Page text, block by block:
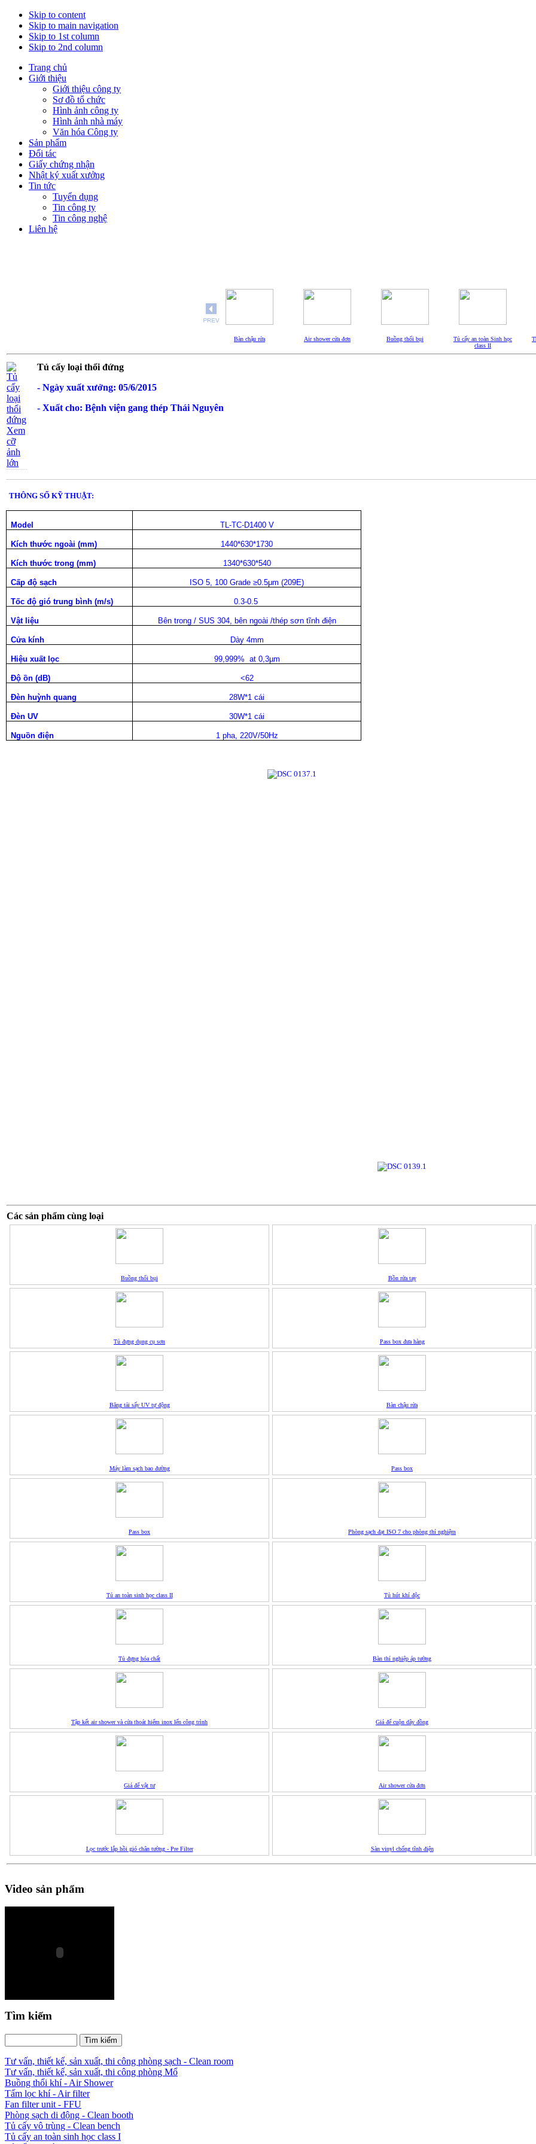
Skip to content
Skip to main navigation
Skip to 1st column
Skip to 2nd column
Trang chủ
Giới thiệu
Giới thiệu công ty
Sơ đồ tổ chức
Hình ảnh công ty
Hình ảnh nhà máy
Văn hóa Công ty
Sản phẩm
Đối tác
Giấy chứng nhận
Nhật ký xuất xưởng
Tin tức
Tuyển dụng
Tin công ty
Tin công nghệ
Liên hệ
Bàn chậu rửa Air shower cửa đơn Buồng thổi bụi
Tủ cấy an toàn Sinh học
class II
Xem
cỡ
ảnh
lớn
Tủ cấy loại thổi đứng
- Ngày xuất xưởng: 05/6/2015
- Xuất cho: Bệnh viện gang thép Thái Nguyên
THÔNG SỐ KỸ THUẬT:
Model TL-TC-D1400 V
Kích thước ngoài (mm) 1440*630*1730
Kích thước trong (mm) 1340*630*540
Cấp độ sạch ISO 5, 100 Grade ≥0.5μm (209E)
Tốc độ gió trung bình (m/s) 0.3-0.5
Vật liệu Bên trong / SUS 304, bên ngoài /thép sơn tĩnh điện
Cửa kính Dày 4mm
Hiệu xuất lọc 99,999% at 0,3µm
Độ ồn (dB) <62
Đèn huỳnh quang 28W*1 cái
Đèn UV 30W*1 cái
Nguồn điện 1 pha, 220V/50Hz
Các sản phẩm cùng loại
Buồng thổi bụi Bồn rửa tay
Tủ đựng dụng cụ sơn Pass box đưa hàng
Băng tải sấy UV tự động Bàn chậu rửa
Máy làm sạch bao đường Pass box
Pass box Phòng sạch đạt ISO 7 cho phòng thí nghiệm
Tủ an toàn sinh học class II Tủ hút khí độc
Tủ đựng hóa chất Bàn thí nghiệp áp tường
Tập kết air shower và cửa thoát hiểm inox lến công trình Giá để cuộn dây đồng
Giá để vật tư Air shower cửa đơn
Lọc trước lắp hồi gió chân tường - Pre Filter Sàn vinyl chống tĩnh điện
Video sản phẩm
Tìm kiếm
Tư vấn, thiết kế, sản xuất, thi công phòng sạch - Clean room
Tư vấn, thiết kế, sản xuất, thi công phòng Mổ
Buồng thổi khí - Air Shower
Tấm lọc khí - Air filter
Fan filter unit - FFU
Phòng sạch di động - Clean booth
Tủ cấy vô trùng - Clean bench
Tủ cấy an toàn sinh học class I